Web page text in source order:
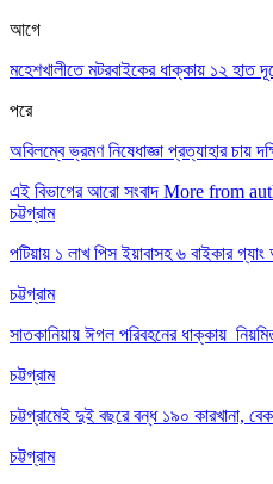
আগে
মহেশখালীতে মটরবাইকের ধাক্কায় ১২
পরে
অবিলম্বে ভ্রমণ নিষেধাজ্ঞা প্রত্যাহার চায়
এই বিভাগের আরো সংবাদ More from
চট্টগ্রাম
পটিয়ায় ১ লাখ পিস ইয়াবাসহ ৬ বাইকার
চট্টগ্রাম
সাতকানিয়ায় ঈগল পরিবহনের ধাক্কায়
চট্টগ্রাম
চট্টগ্রামেই দুই বছরে বন্ধ ১৯০ কারখানা,
চট্টগ্রাম